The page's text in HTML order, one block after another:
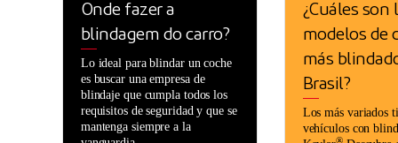
Onde fazer a
blindagem do carro?
Lo ideal para blindar un coche
es buscar una empresa de
blindaje que cumpla todos los
requisitos de seguridad y que se
mantenga siempre a la
¿Cuáles son
modelos de
más
Brasil?
Los más variados
vehículos con
®